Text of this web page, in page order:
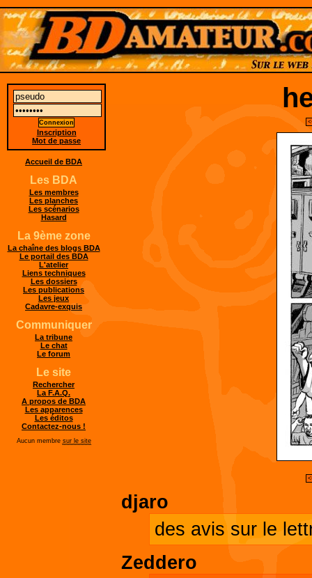
djaro
des avis sur le
Zeddero
Inscription
Mot de passe
Accueil de BDA
Les BDA
Les membres
Les planches
Les scénarios
Hasard
La 9ème zone
La chaîne des blogs BDA
Le portail des BDA
L'atelier
Liens techniques
Les dossiers
Les publications
Les jeux
Cadavre-exquis
Communiquer
La tribune
Le chat
Le forum
Le site
Rechercher
La F.A.Q.
A propos de BDA
Les apparences
Les éditos
Contactez-nous !
Aucun membre sur le site